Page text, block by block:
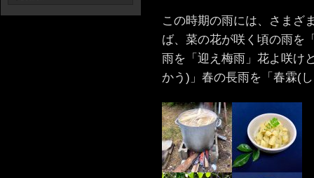
この時期の雨には、さまざ
ば、菜の花が咲く頃の雨を
雨を「迎え梅雨」花よ咲け
かう)」春の長雨を「春霖(